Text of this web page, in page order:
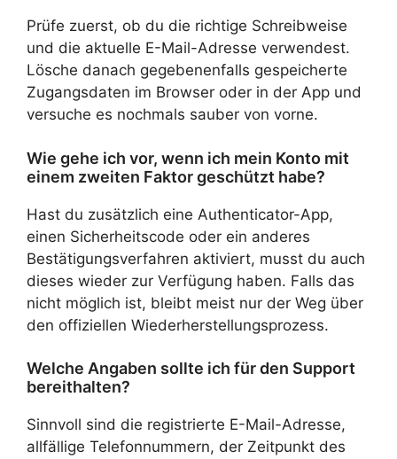
Prüfe zuerst, ob du die richtige Schreibweise
und die aktuelle E-Mail-Adresse verwendest.
Lösche danach gegebenenfalls gespeicherte
Zugangsdaten im Browser oder in der App und
versuche es nochmals sauber von vorne.
Wie gehe ich vor, wenn ich mein Konto mit
einem zweiten Faktor geschützt habe?
Hast du zusätzlich eine Authenticator-App,
einen Sicherheitscode oder ein anderes
Bestätigungsverfahren aktiviert, musst du auch
dieses wieder zur Verfügung haben. Falls das
nicht möglich ist, bleibt meist nur der Weg über
den offiziellen Wiederherstellungsprozess.
Welche Angaben sollte ich für den Support
bereithalten?
Sinnvoll sind die registrierte E-Mail-Adresse,
allfällige Telefonnummern, der Zeitpunkt des